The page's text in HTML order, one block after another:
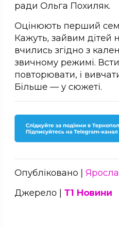
ради Ольга Похиляк.
Оцінюють перший
Кажуть, зайвим дітей
вчились згідно з
звичному режимі.
повторювати, і
Більше — у сюжеті.
Опубліковано |
Джерело | Т1 Новини